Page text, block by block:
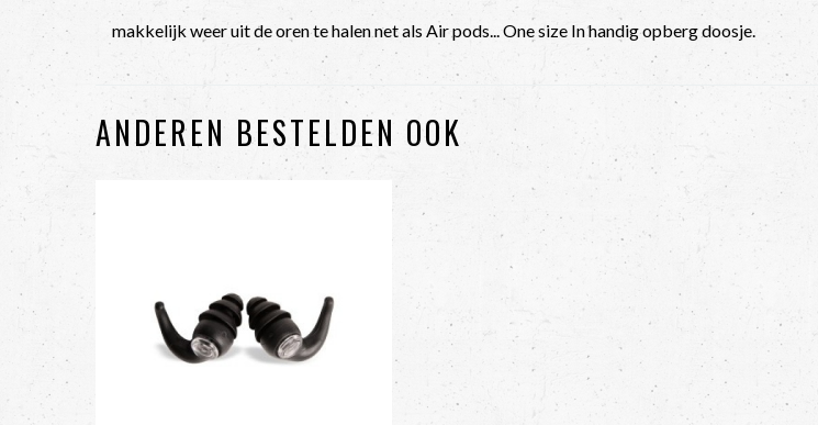
makkelijk weer uit de oren te halen net als Air pods... One size In handig opberg doosje.
ANDEREN BESTELDEN OOK